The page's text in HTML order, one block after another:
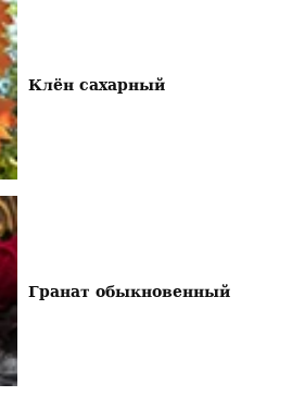
Клён сахарный
Гранат обыкновенный